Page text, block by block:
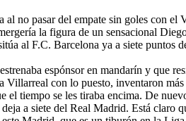
no pasar del empate sin goles con el
la figura de un sensacional
al F.C. Barcelona ya a siete puntos
espónsor en mandarín y que
con lo puesto, inventaron
el tiempo se les tiraba encima. De
a siete del Real Madrid. Está claro